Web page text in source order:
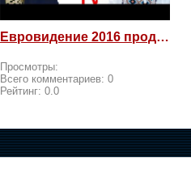
Евровидение 2016 продолжается! Россия возмущается и посылает
Просмотры:
Всего комментариев: 0
Рейтинг: 0.0